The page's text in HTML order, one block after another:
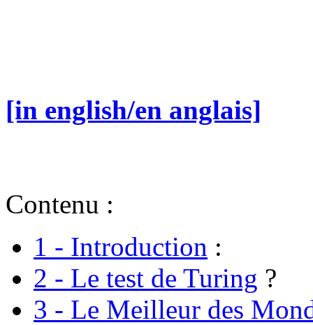
[in english/en anglais]
Contenu :
1 - Introduction :
2 - Le test de Turing ?
3 - Le Meilleur des